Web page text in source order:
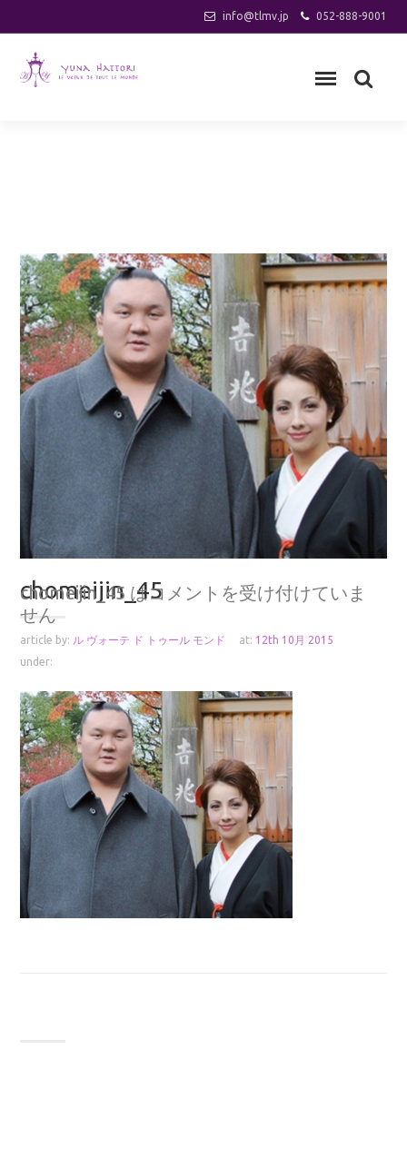
info@tlmv.jp 052-888-9001
chomeijin_45
chomeijin_45 はコメントを受け付けていま
せん
article by: ル ヴォーテ ド トゥール モンド at: 12th 10月 2015
under: